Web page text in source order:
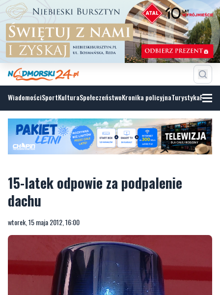
WiadomościSportKulturaSpołeczeństwoKronika policyjnaTurystyka
15-latek odpowie za podpalenie
dachu
wtorek, 15 maja 2012, 16:00